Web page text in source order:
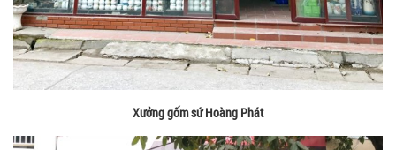
Xưởng gốm sứ Hoàng Phát